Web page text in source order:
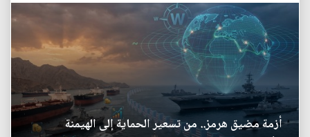
أزمة مضيق هرمز.. من تسعير الحماية إلى الهيمنة